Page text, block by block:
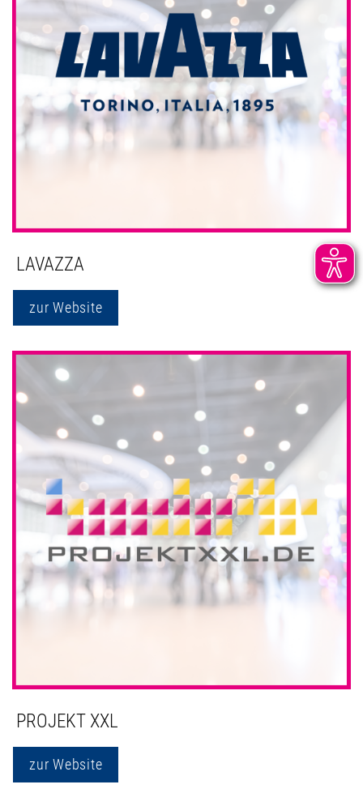
LAVAZZA
zur Website
PROJEKT XXL
zur Website